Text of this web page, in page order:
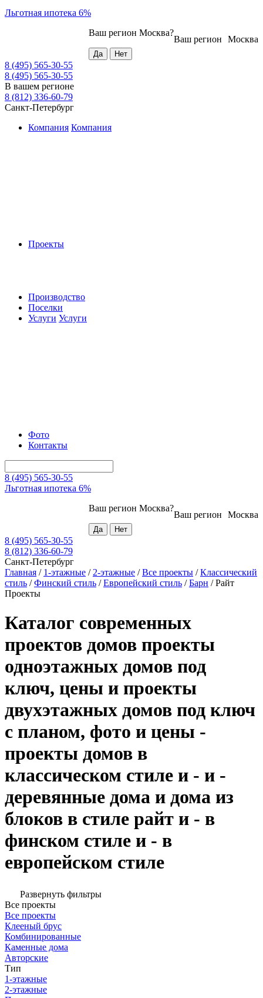
Льготная ипотека 6%
Москва
Ваш регион
Ваш регион Москва?
8 (495) 565-30-55
8 (495) 565-30-55
В вашем регионе
8 (812) 336-60-79
Санкт-Петербург
Компания Компания
Проекты
Производство
Поселки
Услуги Услуги
Фото
Контакты
8 (495) 565-30-55
Льготная ипотека 6%
Москва
Ваш регион
Ваш регион Москва?
8 (495) 565-30-55
8 (812) 336-60-79
Санкт-Петербург
Главная / 1-этажные / 2-этажные /Все проекты /Классический
стиль /Финский стиль /Европейский стиль /Барн /Райт
Проекты
Каталог современных
проектов домов проекты
одноэтажных домов под
ключ, цены и проекты
двухэтажных домов под ключ
с планом, фото и цены -
проекты домов в
классическом стиле и - и -
деревянные дома и дома из
блоков в стиле райт и - в
финском стиле и - в
европейском стиле
Развернуть фильтры
Все проекты
Все проекты
Клееный брус
Комбинированные
Каменные дома
Авторские
Тип
1-этажные
2-этажные